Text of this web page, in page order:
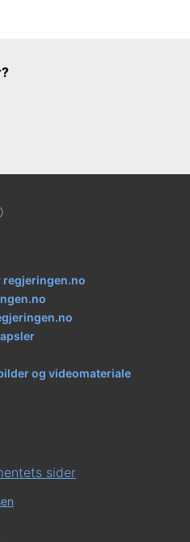
regjeringen.no
og videomateriale
sider